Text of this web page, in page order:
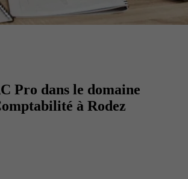
Pro dans le domaine
à Rodez